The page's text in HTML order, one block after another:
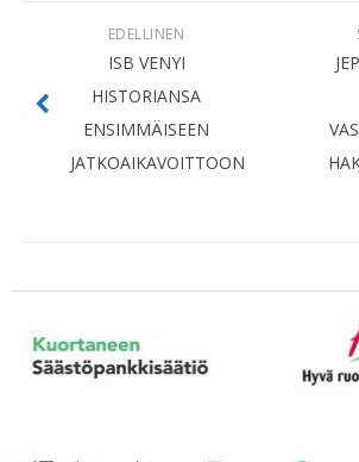
EDELLINEN
ISB VENYI
HISTORIANSA
ENSIMMÄISEEN
JATKOAIKAVOITTOON